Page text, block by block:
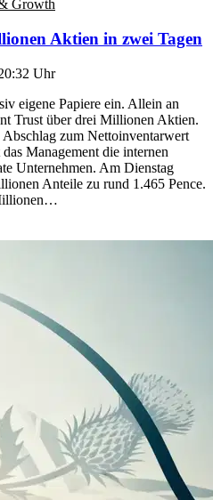
Growth
Aktien in zwei Tagen
Uhr
eigene Papiere ein. Allein an
Trust über drei Millionen Aktien.
zum Nettoinventarwert
Management die internen
Unternehmen. Am Dienstag
Anteile zu rund 1.465 Pence.